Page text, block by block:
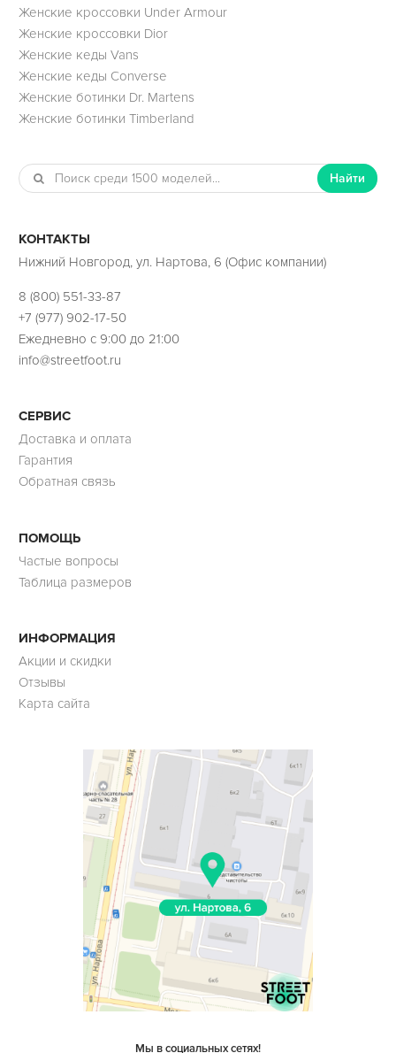
Женские кроссовки Under Armour
Женские кроссовки Dior
Женские кеды Vans
Женские кеды Converse
Женские ботинки Dr. Martens
Женские ботинки Timberland
Найти
КОНТАКТЫ
Нижний Новгород, ул. Нартова, 6 (Офис компании)
8 (800) 551-33-87
+7 (977) 902-17-50
Ежедневно с 9:00 до 21:00
info@streetfoot.ru
СЕРВИС
Доставка и оплата
Гарантия
Обратная связь
ПОМОЩЬ
Частые вопросы
Таблица размеров
ИНФОРМАЦИЯ
Акции и скидки
Отзывы
Карта сайта
Мы в социальных сетях!